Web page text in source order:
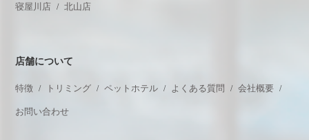
寝屋川店 北山店
店舗について
特徴 トリミング ペットホテル よくある質問 会社概要
お問い合わせ